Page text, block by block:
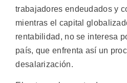
trabajadores endeudados y
mientras el capital
rentabilidad, no se interesa
país, que enfrenta así un
desalarización.